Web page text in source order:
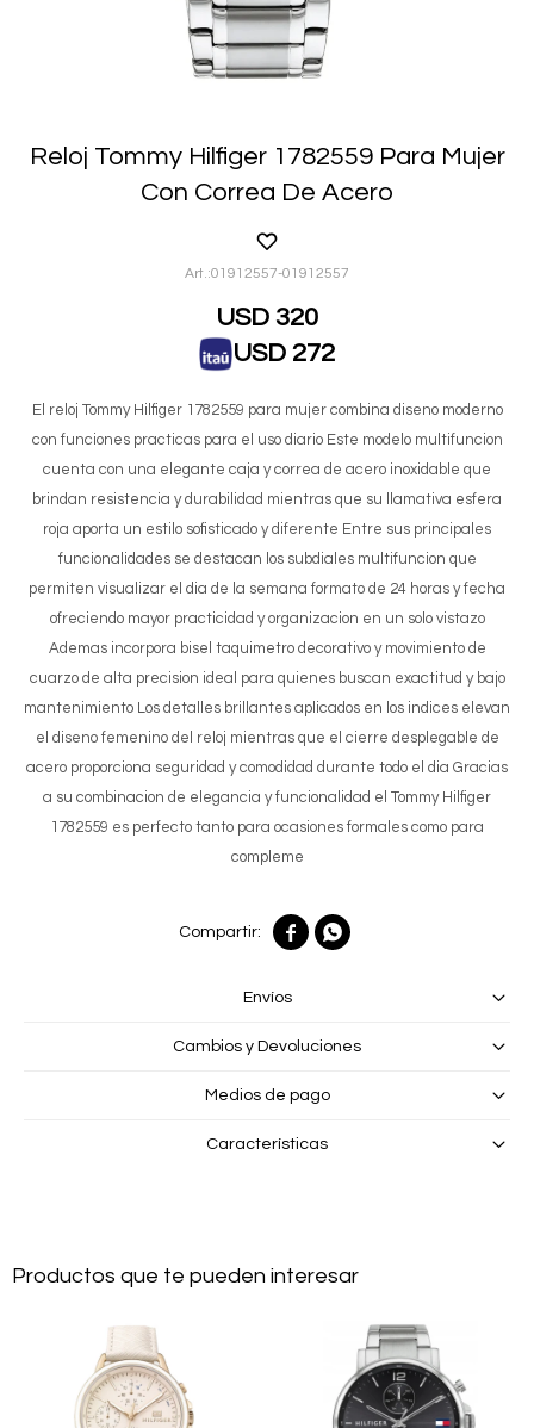
Reloj Tommy Hilfiger 1782559 Para Mujer
Con Correa De Acero
01912557-01912557
USD 320
USD 272
El reloj Tommy Hilfiger 1782559 para mujer combina diseno moderno
con funciones practicas para el uso diario Este modelo multifuncion
cuenta con una elegante caja y correa de acero inoxidable que
brindan resistencia y durabilidad mientras que su llamativa esfera
roja aporta un estilo sofisticado y diferente Entre sus principales
funcionalidades se destacan los subdiales multifuncion que
permiten visualizar el dia de la semana formato de 24 horas y fecha
ofreciendo mayor practicidad y organizacion en un solo vistazo
Ademas incorpora bisel taquimetro decorativo y movimiento de
cuarzo de alta precision ideal para quienes buscan exactitud y bajo
mantenimiento Los detalles brillantes aplicados en los indices elevan
el diseno femenino del reloj mientras que el cierre desplegable de
acero proporciona seguridad y comodidad durante todo el dia Gracias
a su combinacion de elegancia y funcionalidad el Tommy Hilfiger
1782559 es perfecto tanto para ocasiones formales como para
compleme
 
Envíos
Cambios y Devoluciones
Medios de pago
Características
Productos que te pueden interesar